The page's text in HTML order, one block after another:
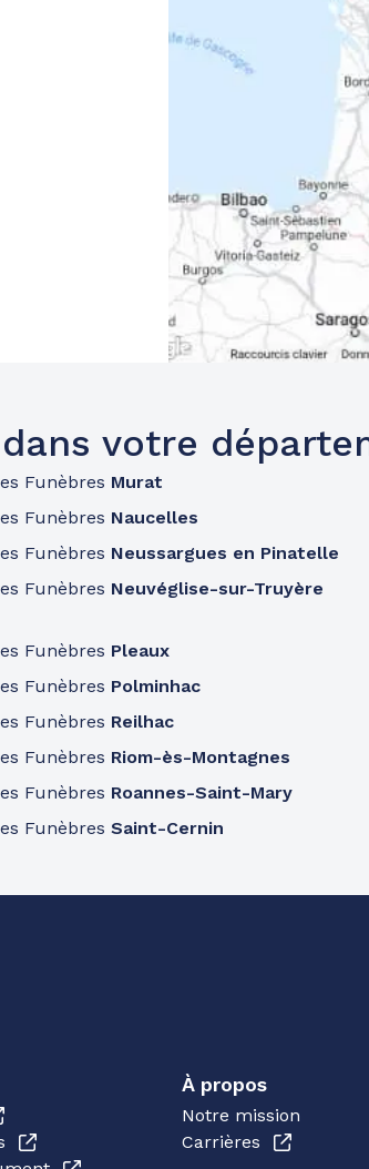
votre
Funèbres Murat
Funèbres Naucelles
Funèbres Neussargues en Pinatelle
Funèbres Neuvéglise-sur-Truyère
Funèbres Pleaux
Funèbres Polminhac
Funèbres Reilhac
Funèbres Riom-ès-Montagnes
Funèbres Roannes-Saint-Mary
Funèbres Saint-Cernin
À propos
Notre mission
Carrières